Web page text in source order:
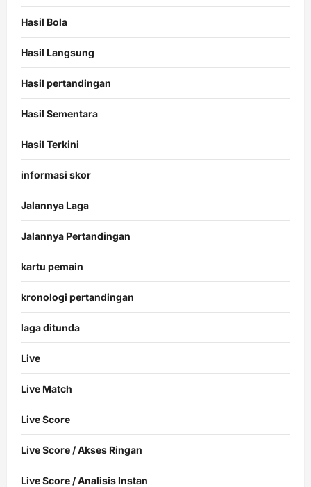
Hasil Bola
Hasil Langsung
Hasil pertandingan
Hasil Sementara
Hasil Terkini
informasi skor
Jalannya Laga
Jalannya Pertandingan
kartu pemain
kronologi pertandingan
laga ditunda
Live
Live Match
Live Score
Live Score / Akses Ringan
Live Score / Analisis Instan